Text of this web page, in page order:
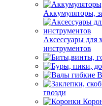
Аккумуляторы,
Аксессуары для
инструментов
гвозди